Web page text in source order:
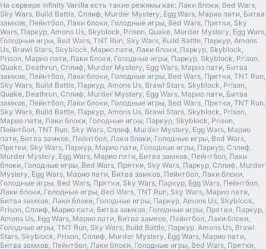
На сервере infinity Vanilla есть такие режимы как: Лаки блоки, Bed Wars,
Sky Wars, Build Battle, Сплиф, Murder Mystery, Egg Wars, Марио пати, Битва
замков, Пейнтбол, Лаки блоки, Голодные игры, Bed Wars, Прятки, Sky
Wars, Паркур, Amons Us, Skyblock, Prison, Quake, Murder Mystery, Egg Wars,
Голодные игры, Bed Wars, TNT Run, Sky Wars, Build Battle, Паркур, Amons
Us, Brawl Stars, Skyblock, Марио пати, Лаки блоки, Паркур, Skyblock,
Prison, Марио пати, Лаки блоки, Голодные игры, Паркур, Skyblock, Prison,
Quake, Deathrun, Сплиф, Murder Mystery, Egg Wars, Марио пати, Битва
замков, Пейнтбол, Лаки блоки, Голодные игры, Bed Wars, Прятки, TNT Run,
Sky Wars, Build Battle, Паркур, Amons Us, Brawl Stars, Skyblock, Prison,
Quake, Deathrun, Сплиф, Murder Mystery, Egg Wars, Марио пати, Битва
замков, Пейнтбол, Лаки блоки, Голодные игры, Bed Wars, Прятки, TNT Run,
Sky Wars, Build Battle, Паркур, Amons Us, Brawl Stars, Skyblock, Prison,
Марио пати, Лаки блоки, Голодные игры, Паркур, Skyblock, Prison,
Пейнтбол, TNT Run, Sky Wars, Сплиф, Murder Mystery, Egg Wars, Марио
пати, Битва замков, Пейнтбол, Лаки блоки, Голодные игры, Bed Wars,
Прятки, Sky Wars, Паркур, Марио пати, Голодные игры, Паркур, Сплиф,
Murder Mystery, Egg Wars, Марио пати, Битва замков, Пейнтбол, Лаки
блоки, Голодные игры, Bed Wars, Прятки, Sky Wars, Паркур, Сплиф, Murder
Mystery, Egg Wars, Марио пати, Битва замков, Пейнтбол, Лаки блоки,
Голодные игры, Bed Wars, Прятки, Sky Wars, Паркур, Egg Wars, Пейнтбол,
Лаки блоки, Голодные игры, Bed Wars, TNT Run, Sky Wars, Марио пати,
Битва замков, Лаки блоки, Голодные игры, Паркур, Amons Us, Skyblock,
Prison, Сплиф, Марио пати, Битва замков, Голодные игры, Прятки, Паркур,
Amons Us, Egg Wars, Марио пати, Битва замков, Пейнтбол, Лаки блоки,
Голодные игры, TNT Run, Sky Wars, Build Battle, Паркур, Amons Us, Brawl
Stars, Skyblock, Prison, Сплиф, Murder Mystery, Egg Wars, Марио пати,
Битва замков, Пейнтбол, Лаки блоки, Голодные игры, Bed Wars, Прятки,